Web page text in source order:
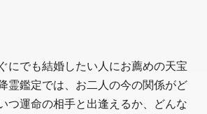
にでも結婚したい人にお薦めの天宝
霊鑑定では、お二人の今の関係がど
つ運命の相手と出逢えるか、どんな